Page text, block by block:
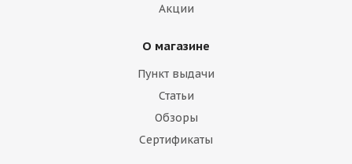
Акции
О магазине
Пункт выдачи
Статьи
Обзоры
Сертификаты